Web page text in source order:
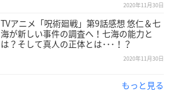
2020年11月30日
TVアニメ「呪術廻戦」第9話感想 悠仁＆七
海が新しい事件の調査へ！七海の能力と
は？そして真人の正体とは･･･！？
2020年11月30日
もっと見る